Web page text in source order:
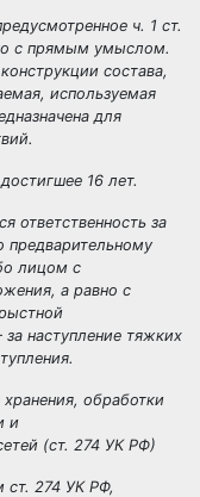
ч. 1 ст.
с прямым умыслом.
состава,
используемая
для
16 лет.
ответственность за
предварительному
лицом с
а равно с
наступление тяжких
обработки
и
(ст. 274 УК РФ)
ст. 274 УК РФ,